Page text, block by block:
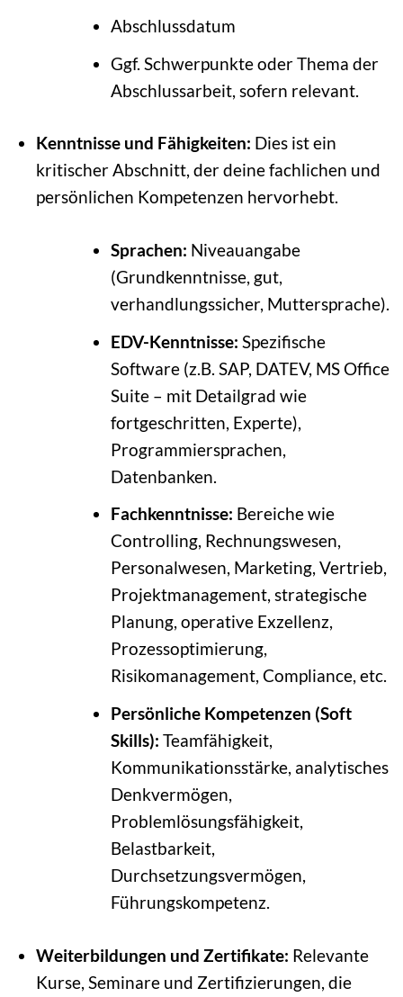
Abschlussdatum
Ggf. Schwerpunkte oder Thema der
Abschlussarbeit, sofern relevant.
Kenntnisse und Fähigkeiten: Dies ist ein
kritischer Abschnitt, der deine fachlichen und
persönlichen Kompetenzen hervorhebt.
Sprachen: Niveauangabe
(Grundkenntnisse, gut,
verhandlungssicher, Muttersprache).
EDV-Kenntnisse: Spezifische
Software (z.B. SAP, DATEV, MS Office
Suite – mit Detailgrad wie
fortgeschritten, Experte),
Programmiersprachen,
Datenbanken.
Fachkenntnisse: Bereiche wie
Controlling, Rechnungswesen,
Personalwesen, Marketing, Vertrieb,
Projektmanagement, strategische
Planung, operative Exzellenz,
Prozessoptimierung,
Risikomanagement, Compliance, etc.
Persönliche Kompetenzen (Soft
Skills): Teamfähigkeit,
Kommunikationsstärke, analytisches
Denkvermögen,
Problemlösungsfähigkeit,
Belastbarkeit,
Durchsetzungsvermögen,
Führungskompetenz.
Weiterbildungen und Zertifikate: Relevante
Kurse, Seminare und Zertifizierungen, die